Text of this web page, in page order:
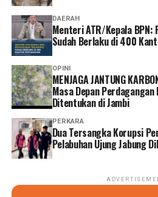
DAERAH
Menteri ATR/Kepala BPN:
Sudah Berlaku di 400
OPINI
MENJAGA JANTUNG
Masa Depan
Ditentukan di Jambi
PERKARA
Dua Tersangka Korupsi
Pelabuhan Ujung Jabung